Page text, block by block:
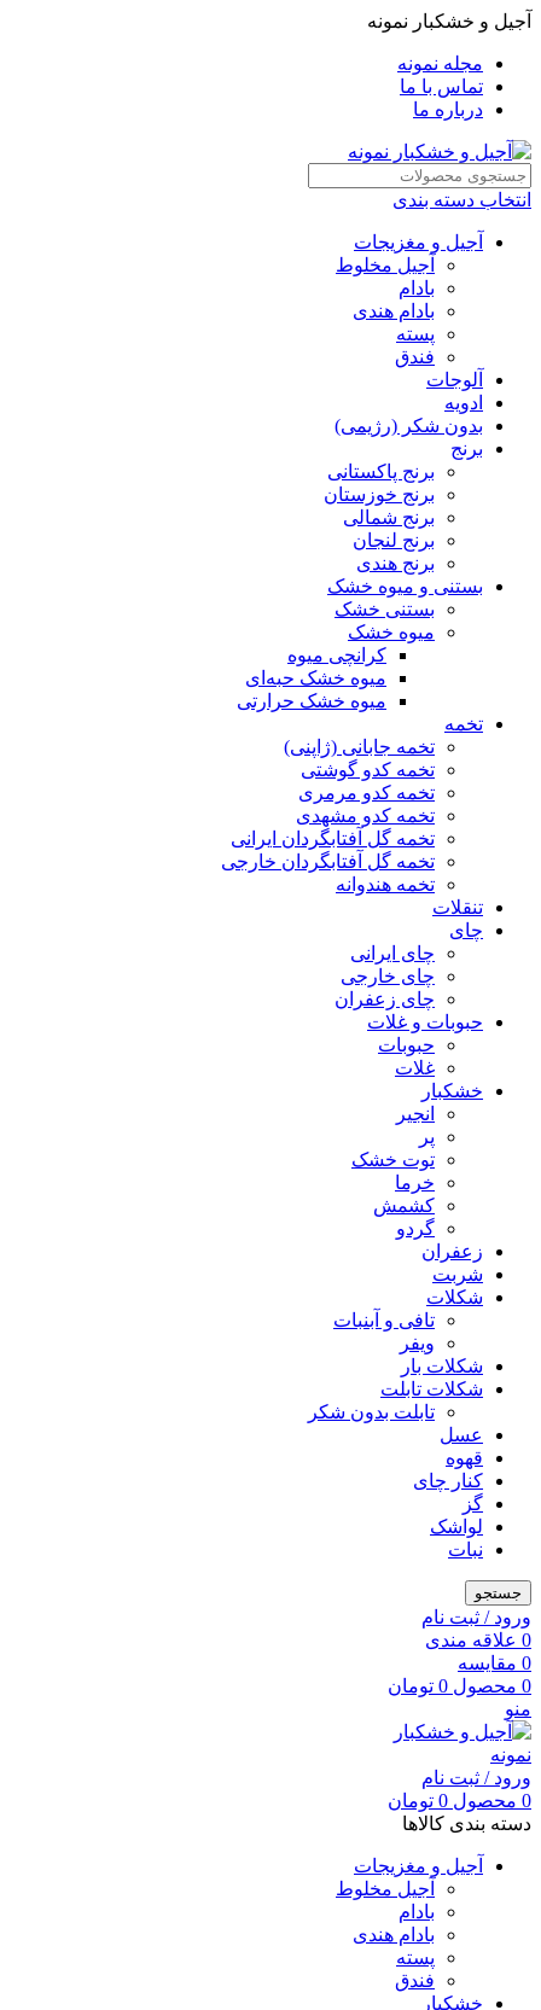
آجیل و خشکبار نمونه
مجله نمونه
تماس با ما
درباره ما
انتخاب دسته بندی
آجیل و مغزیجات
آجیل مخلوط
بادام
بادام هندی
پسته
فندق
آلوجات
ادویه
بدون شکر (رژیمی)
برنج
برنج پاکستانی
برنج خوزستان
برنج شمالی
برنج لنجان
برنج هندی
بستنی و میوه خشک
بستنی خشک
میوه خشک
کرانچی میوه
میوه خشک حبه‌ای
میوه خشک حرارتی
تخمه
تخمه جابانی (ژاپنی)
تخمه کدو گوشتی
تخمه کدو مرمری
تخمه کدو مشهدی
تخمه گل آفتابگردان ایرانی
تخمه گل آفتابگردان خارجی
تخمه هندوانه
تنقلات
چای
چای ایرانی
چای خارجی
چای زعفران
حبوبات و غلات
حبوبات
غلات
خشکبار
انجیر
پر
توت خشک
خرما
کشمش
گردو
زعفران
شربت
شکلات
تافی و آبنبات
ویفر
شکلات بار
شکلات تابلت
تابلت بدون شکر
عسل
قهوه
کنار چای
گز
لواشک
نبات
جستجو
ورود / ثبت نام
0 علاقه مندی
0 مقایسه
0 محصول 0 تومان
منو
ورود / ثبت نام
0 محصول 0 تومان
دسته بندی کالاها
آجیل و مغزیجات
آجیل مخلوط
بادام
بادام هندی
پسته
فندق
خشکبار